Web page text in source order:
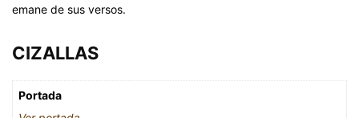
emane de sus versos.
CIZALLAS
Portada